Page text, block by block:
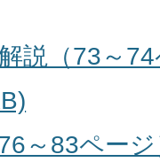
説（73～
～83ペー